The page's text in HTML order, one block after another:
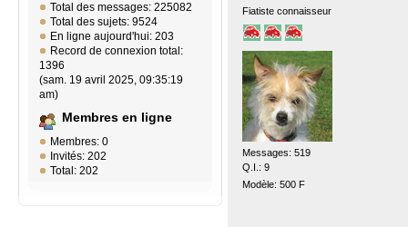
Total des messages: 225082
Total des sujets: 9524
En ligne aujourd'hui: 203
Record de connexion total:
1396
(sam. 19 avril 2025, 09:35:19
am)
Membres en ligne
Membres: 0
Invités: 202
Total: 202
Fiatiste connaisseur
Messages: 519
Q.I.: 9
Modèle: 500 F